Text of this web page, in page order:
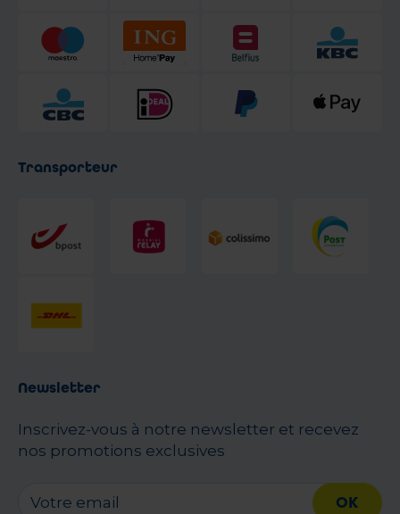
Transporteur
Newsletter
Inscrivez-vous à notre newsletter et recevez
nos promotions exclusives
OK